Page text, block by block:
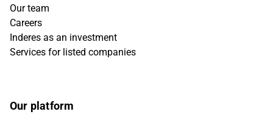
Our team
Careers
Inderes as an investment
Services for listed companies
Our platform